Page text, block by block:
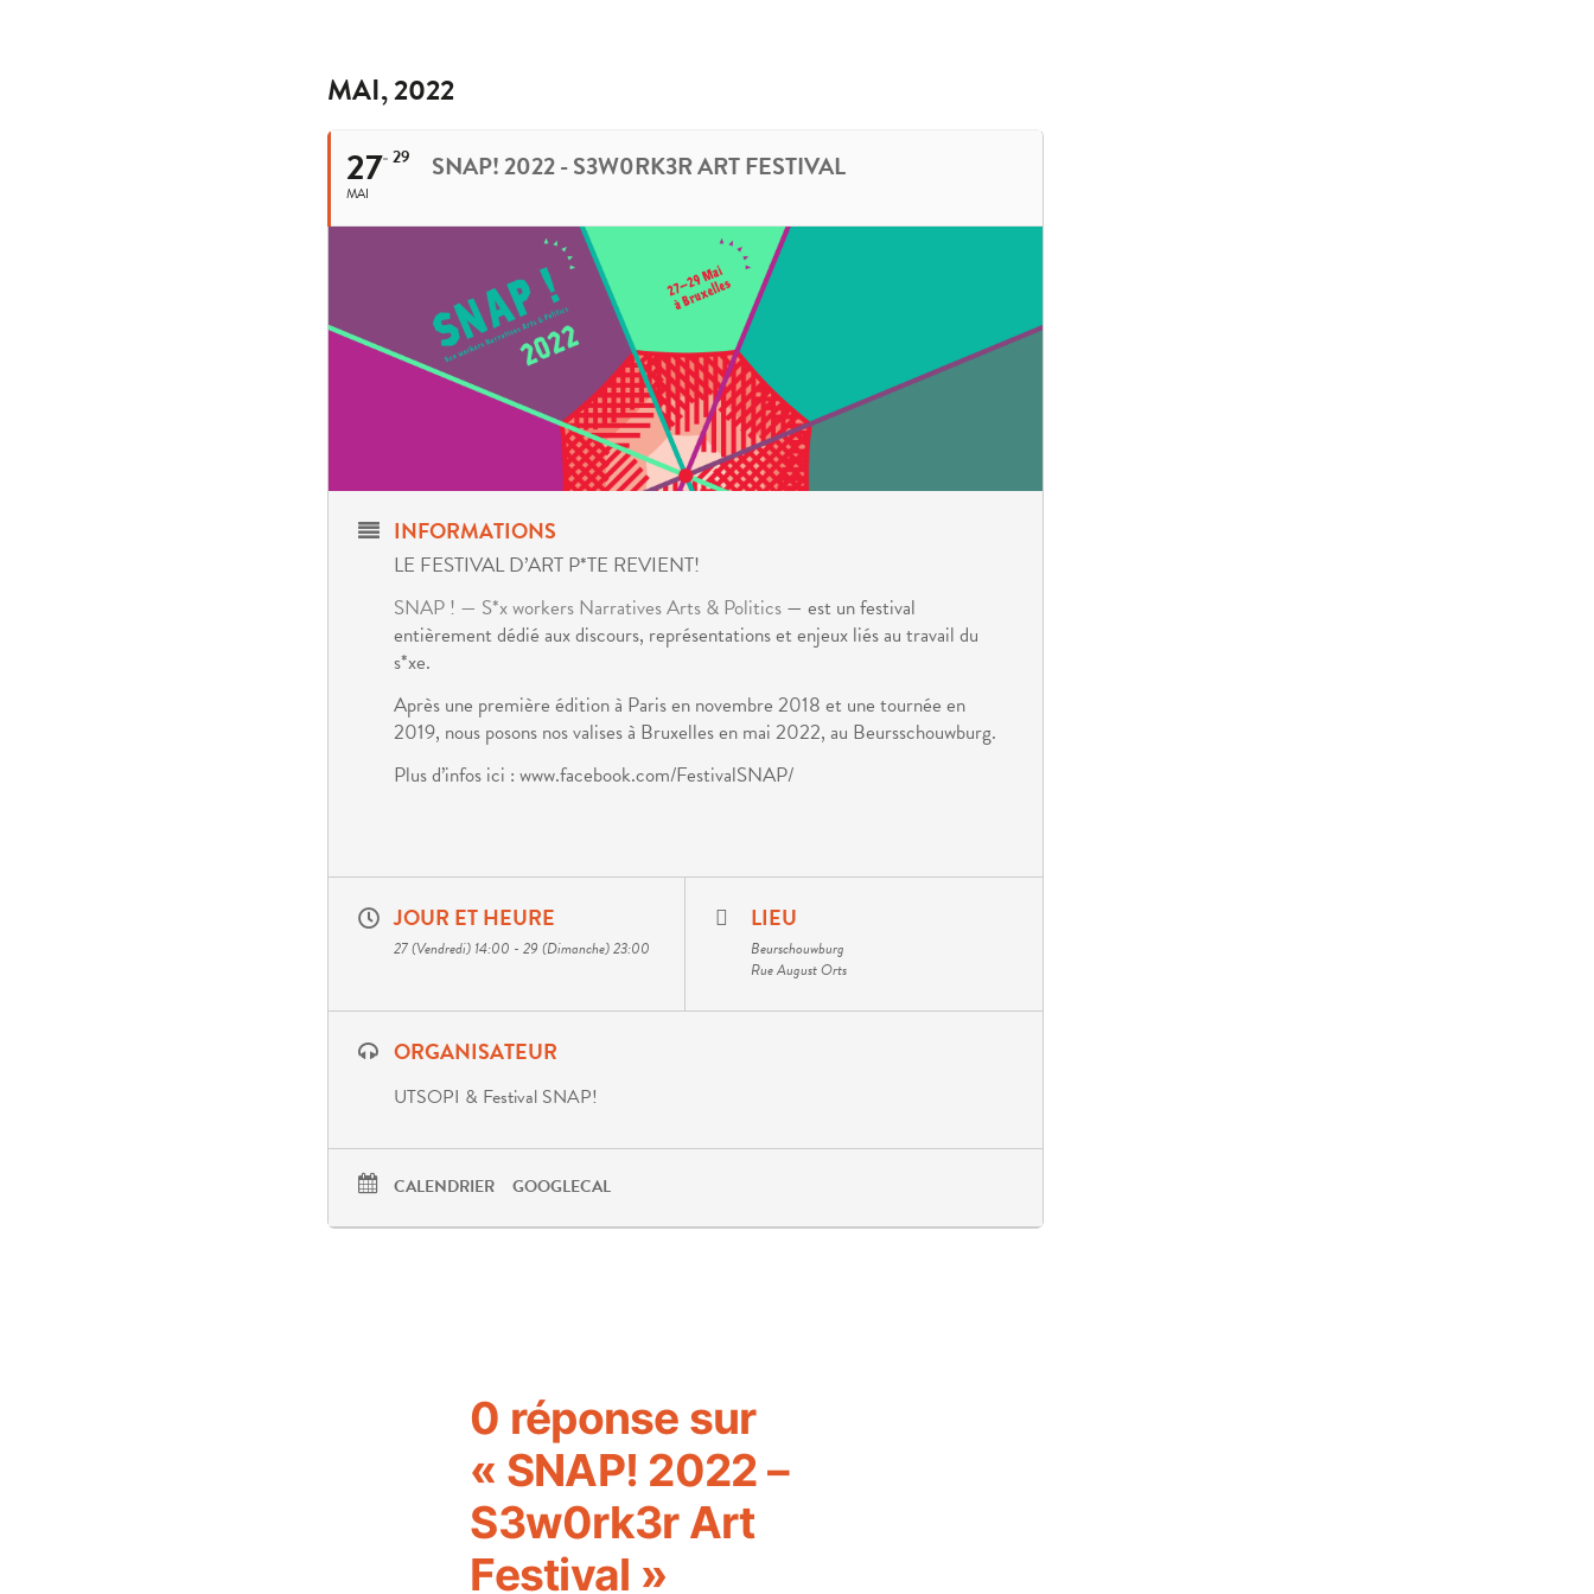
MAI, 2022
27
MAI
29 SNAP! 2022 - S3W0RK3R ART FESTIVAL
INFORMATIONS
LE FESTIVAL D’ART P*TE REVIENT!
SNAP ! — S*x workers Narratives Arts & Politics — est un festival
entièrement dédié aux discours, représentations et enjeux liés au travail du
s*xe.
Après une première édition à Paris en novembre 2018 et une tournée en
2019, nous posons nos valises à Bruxelles en mai 2022, au Beursschouwburg.
Plus d’infos ici : www.facebook.com/FestivalSNAP/
JOUR ET HEURE
27 (Vendredi) 14:00 - 29 (Dimanche) 23:00
LIEU
Beurschouwburg
Rue August Orts
ORGANISATEUR
UTSOPI & Festival SNAP!
CALENDRIER GOOGLECAL
0 réponse sur
« SNAP! 2022 –
S3w0rk3r Art
Festival »